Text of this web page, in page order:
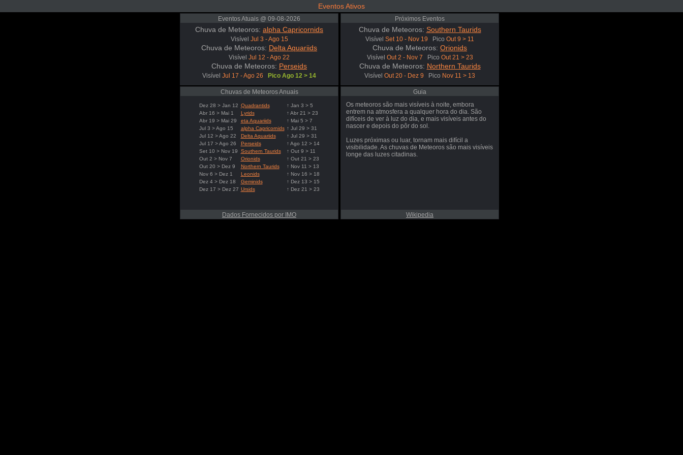
Eventos Ativos
Eventos Atuais @ 09-08-2026
Chuva de Meteoros: alpha Capricornids
Visível Jul 3 - Ago 15
Chuva de Meteoros: Delta Aquariids
Visível Jul 12 - Ago 22
Chuva de Meteoros: Perseids
Visível Jul 17 - Ago 26 Pico Ago 12 > 14
Próximos Eventos
Chuva de Meteoros: Southern Taurids
Visível Set 10 - Nov 19 Pico Out 9 > 11
Chuva de Meteoros: Orionids
Visível Out 2 - Nov 7 Pico Out 21 > 23
Chuva de Meteoros: Northern Taurids
Visível Out 20 - Dez 9 Pico Nov 11 > 13
Chuvas de Meteoros Anuais
Dez 28 > Jan 12 Quadrantids
↑ Jan 3 > 5
Abr 16 > Mai 1
Lyrids
↑ Abr 21 > 23
Abr 19 > Mai 29
eta Aquariids
↑ Mai 5 > 7
Jul 3 > Ago 15
alpha Capricornids ↑ Jul 29 > 31
Jul 12 > Ago 22
Delta Aquariids
↑ Jul 29 > 31
Jul 17 > Ago 26
Perseids
↑ Ago 12 > 14
Set 10 > Nov 19
Southern Taurids
↑ Out 9 > 11
Out 2 > Nov 7
Orionids
↑ Out 21 > 23
Out 20 > Dez 9
Northern Taurids
↑ Nov 11 > 13
Nov 6 > Dez 1
Leonids
↑ Nov 16 > 18
Dez 4 > Dez 18
Geminids
↑ Dez 13 > 15
Dez 17 > Dez 27 Ursids ↑ Dez 21 > 23
Dados Fornecidos por IMO
Guia
Os meteoros são mais visíveis à noite, embora
entrem na atmosfera a qualquer hora do dia. São
difíceis de ver à luz do dia, e mais visíveis antes do
nascer e depois do pôr do sol.
Luzes próximas ou luar, tornam mais difícil a
visibilidade. As chuvas de Meteoros são mais visíveis
longe das luzes citadinas.
Wikipedia